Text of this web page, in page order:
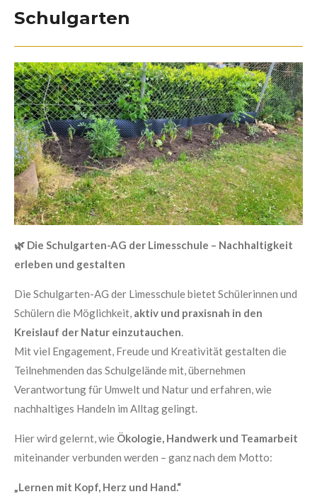
Schulgarten
🌿 Die Schulgarten-AG der Limesschule – Nachhaltigkeit
erleben und gestalten
Die Schulgarten-AG der Limesschule bietet Schülerinnen und
Schülern die Möglichkeit, aktiv und praxisnah in den
Kreislauf der Natur einzutauchen
Mit viel Engagement, Freude und Kreativität gestalten die
Teilnehmenden das Schulgelände mit, übernehmen
Verantwortung für Umwelt und Natur und erfahren, wie
nachhaltiges Handeln im Alltag gelingt.
Hier wird gelernt, wie Ökologie, Handwerk und Teamarbeit
miteinander verbunden werden – ganz nach dem Motto:
„Lernen mit Kopf, Herz und Hand.“